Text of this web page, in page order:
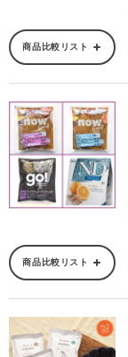
商品比較リスト
商品比較リスト